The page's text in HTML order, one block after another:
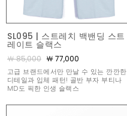
SL095 | 스트레치 백밴딩 스트
레이트 슬랙스
￦ 85,000 ￦ 77,000
고급 브랜드에서만 만날 수 있는 깐깐한
디테일과 입체 패턴! 골반 부자 부티나
MD도 픽한 인생 슬랙스